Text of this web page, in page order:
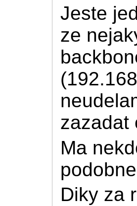
Jeste
ze
zazadat
Ma
Diky za